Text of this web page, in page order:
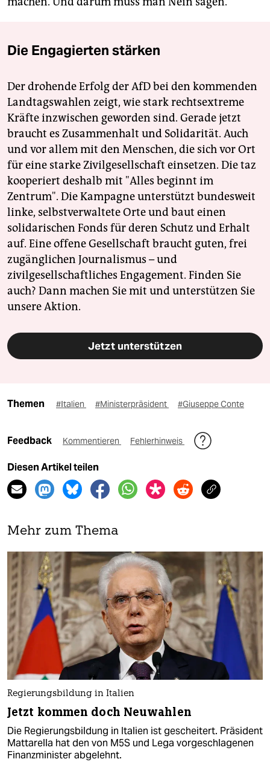
Die Engagierten stärken
Der drohende Erfolg der AfD bei den kommenden
Landtagswahlen zeigt, wie stark rechtsextreme
Kräfte inzwischen geworden sind. Gerade jetzt
braucht es Zusammenhalt und Solidarität. Auch
und vor allem mit den Menschen, die sich vor Ort
für eine starke Zivilgesellschaft einsetzen. Die taz
kooperiert deshalb mit "Alles beginnt im
Zentrum". Die Kampagne unterstützt bundesweit
linke, selbstverwaltete Orte und baut einen
solidarischen Fonds für deren Schutz und Erhalt
auf. Eine offene Gesellschaft braucht guten, frei
zugänglichen Journalismus – und
zivilgesellschaftliches Engagement. Finden Sie
auch? Dann machen Sie mit und unterstützen Sie
unsere Aktion.
Jetzt unterstützen
Themen #Italien #Ministerpräsident #Giuseppe Conte
Feedback Kommentieren Fehlerhinweis
Diesen Artikel teilen
Mehr zum Thema
Regierungsbildung in Italien
Jetzt kommen doch Neuwahlen
Die Regierungsbildung in Italien ist gescheitert. Präsident
Mattarella hat den von M5S und Lega vorgeschlagenen
Finanzminister abgelehnt.